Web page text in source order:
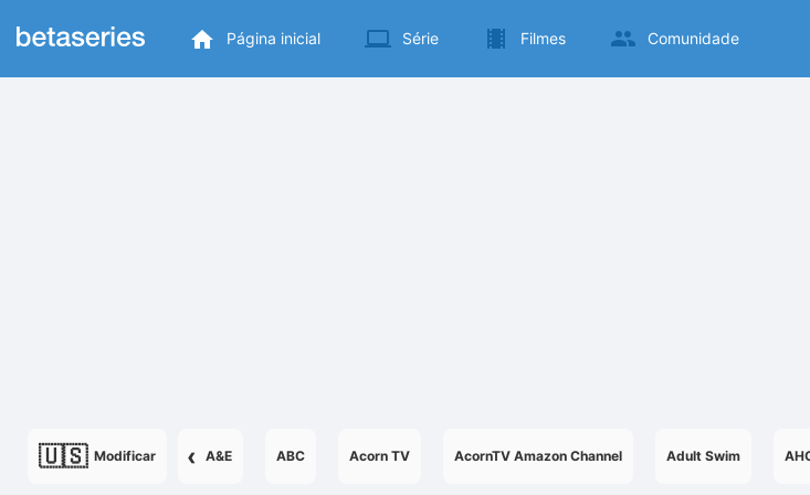
Página inicial Série Filmes Comunidade
🇺🇸 Modificar ‹ A&E ABC Acorn TV AcornTV Amazon Channel Adult Swim